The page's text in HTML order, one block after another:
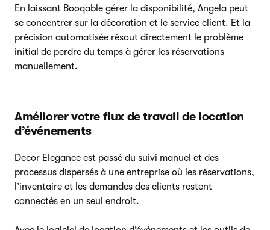
En laissant Booqable gérer la disponibilité, Angela peut
se concentrer sur la décoration et le service client. Et la
précision automatisée résout directement le problème
initial de perdre du temps à gérer les réservations
manuellement.
Améliorer votre flux de travail de location
d’événements
Decor Elegance est passé du suivi manuel et des
processus dispersés à une entreprise où les réservations,
l’inventaire et les demandes des clients restent
connectés en un seul endroit.